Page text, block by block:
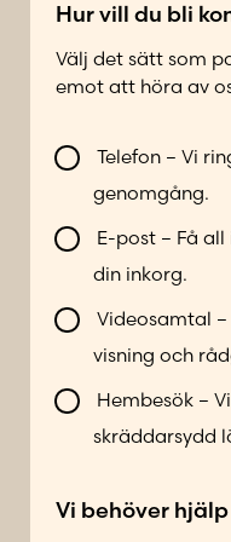
*
e
o
n
u
e
a
d
O
t
N
m
n
Hur vill du bli
Välj det sätt som
emot att höra av
V
i
l
b
i
n
t
Telefon – Vi
genomgång.
E-post – Få
din inkorg.
Videosamtal
visning och
Hembesök –
skräddarsydd
Vi behöver